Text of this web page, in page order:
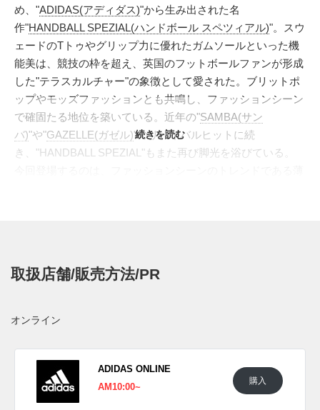
め、"ADIDAS(アディダス)"から生み出された名
作"HANDBALL SPEZIAL(ハンドボール スペツィアル)"。スウ
ェードのTトゥやグリップ力に優れたガムソールといった機
能美は、競技の枠を超え、英国のフットボールファンが形成
した"テラスカルチャー"の象徴として愛された。ブリットポ
ップやモッズファッションとも共鳴し、ファッションシーン
で確固たる地位を築いている。近年の"SAMBA(サン
バ)"や"GAZELLE(ガゼル)"のリバイバルヒットに続
き、"HANDBALL SPEZIAL"もまた再び脚光を浴びている。
られ、よりシャープで都会的なシルエットを実現した。伝統
扱店にて発売予定。価格は15,400円(税込)。また新たな情報
が入り次第、スニーカーウォーズの
Facebookなどで報告
したい。
続きを読む
取扱店舗/販売方法/PR
オンライン
ADIDAS ONLINE
AM10:00~
購入